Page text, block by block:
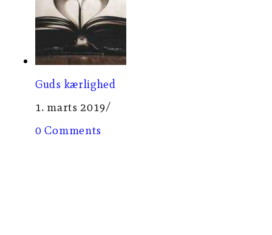
Guds kærlighed
1. marts 2019/
0 Comments